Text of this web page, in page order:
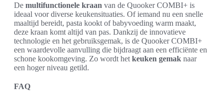
De multifunctionele kraan van de Quooker COMBI+ is
ideaal voor diverse keukensituaties. Of iemand nu een snelle
maaltijd bereidt, pasta kookt of babyvoeding warm maakt,
deze kraan komt altijd van pas. Dankzij de innovatieve
technologie en het gebruiksgemak, is de Quooker COMBI+
een waardevolle aanvulling die bijdraagt aan een efficiënte en
schone kookomgeving. Zo wordt het keuken gemak naar
een hoger niveau getild.
FAQ